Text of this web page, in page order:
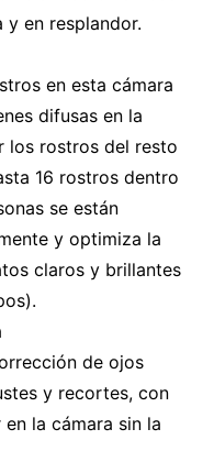
y en resplandor.
en esta cámara
difusas en la
los rostros del resto
16 rostros dentro
se están
y optimiza la
claros y brillantes
de ojos
y recortes, con
la cámara sin la